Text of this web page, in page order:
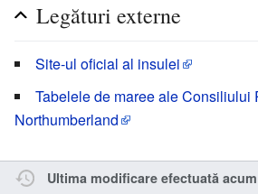
Legături externe
Site-ul oficial al insulei
Tabelele de maree ale Consiliului
Northumberland
Ultima modificare efectuată